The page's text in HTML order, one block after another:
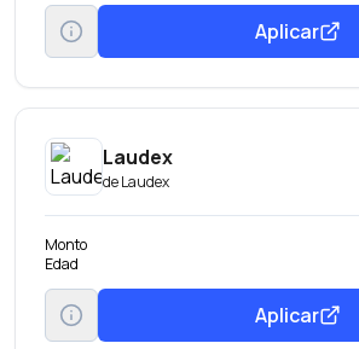
Aplicar
Laudex
deLaudex
Monto
Edad
Aplicar